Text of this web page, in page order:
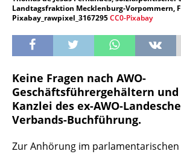
Landtagsfraktion Mecklenburg-Vorpommern,
Pixabay_rawpixel_3167295CC0-Pixabay
Keine Fragen nach AWO-
Geschäftsführergehältern
Kanzlei des ex-AWO-
Verbands-Buchführung.
Zur Anhörung im parlamentarischen